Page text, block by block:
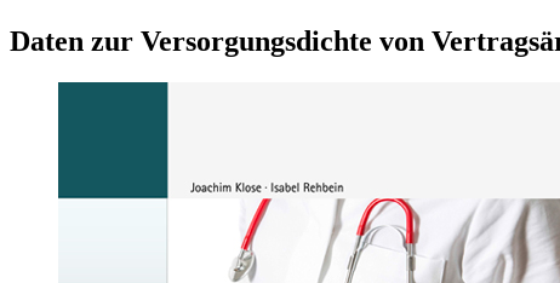
Daten zur Versorgungsdichte von